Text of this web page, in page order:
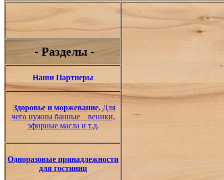
- Разделы -
Наши Партнеры
Здоровье и моржевание. Для
чего нужны банные веники,
эфирные масла и т.д.
Одноразовые принадлежности
для гостиниц